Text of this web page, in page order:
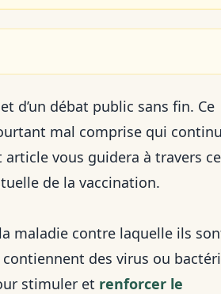
d’un débat public sans fin. Ce
mal comprise qui
article vous guidera à travers
de la vaccination.
maladie contre laquelle ils
contiennent des virus ou
stimuler et renforcer le